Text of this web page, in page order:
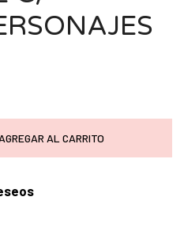
AGREGAR AL CARRITO